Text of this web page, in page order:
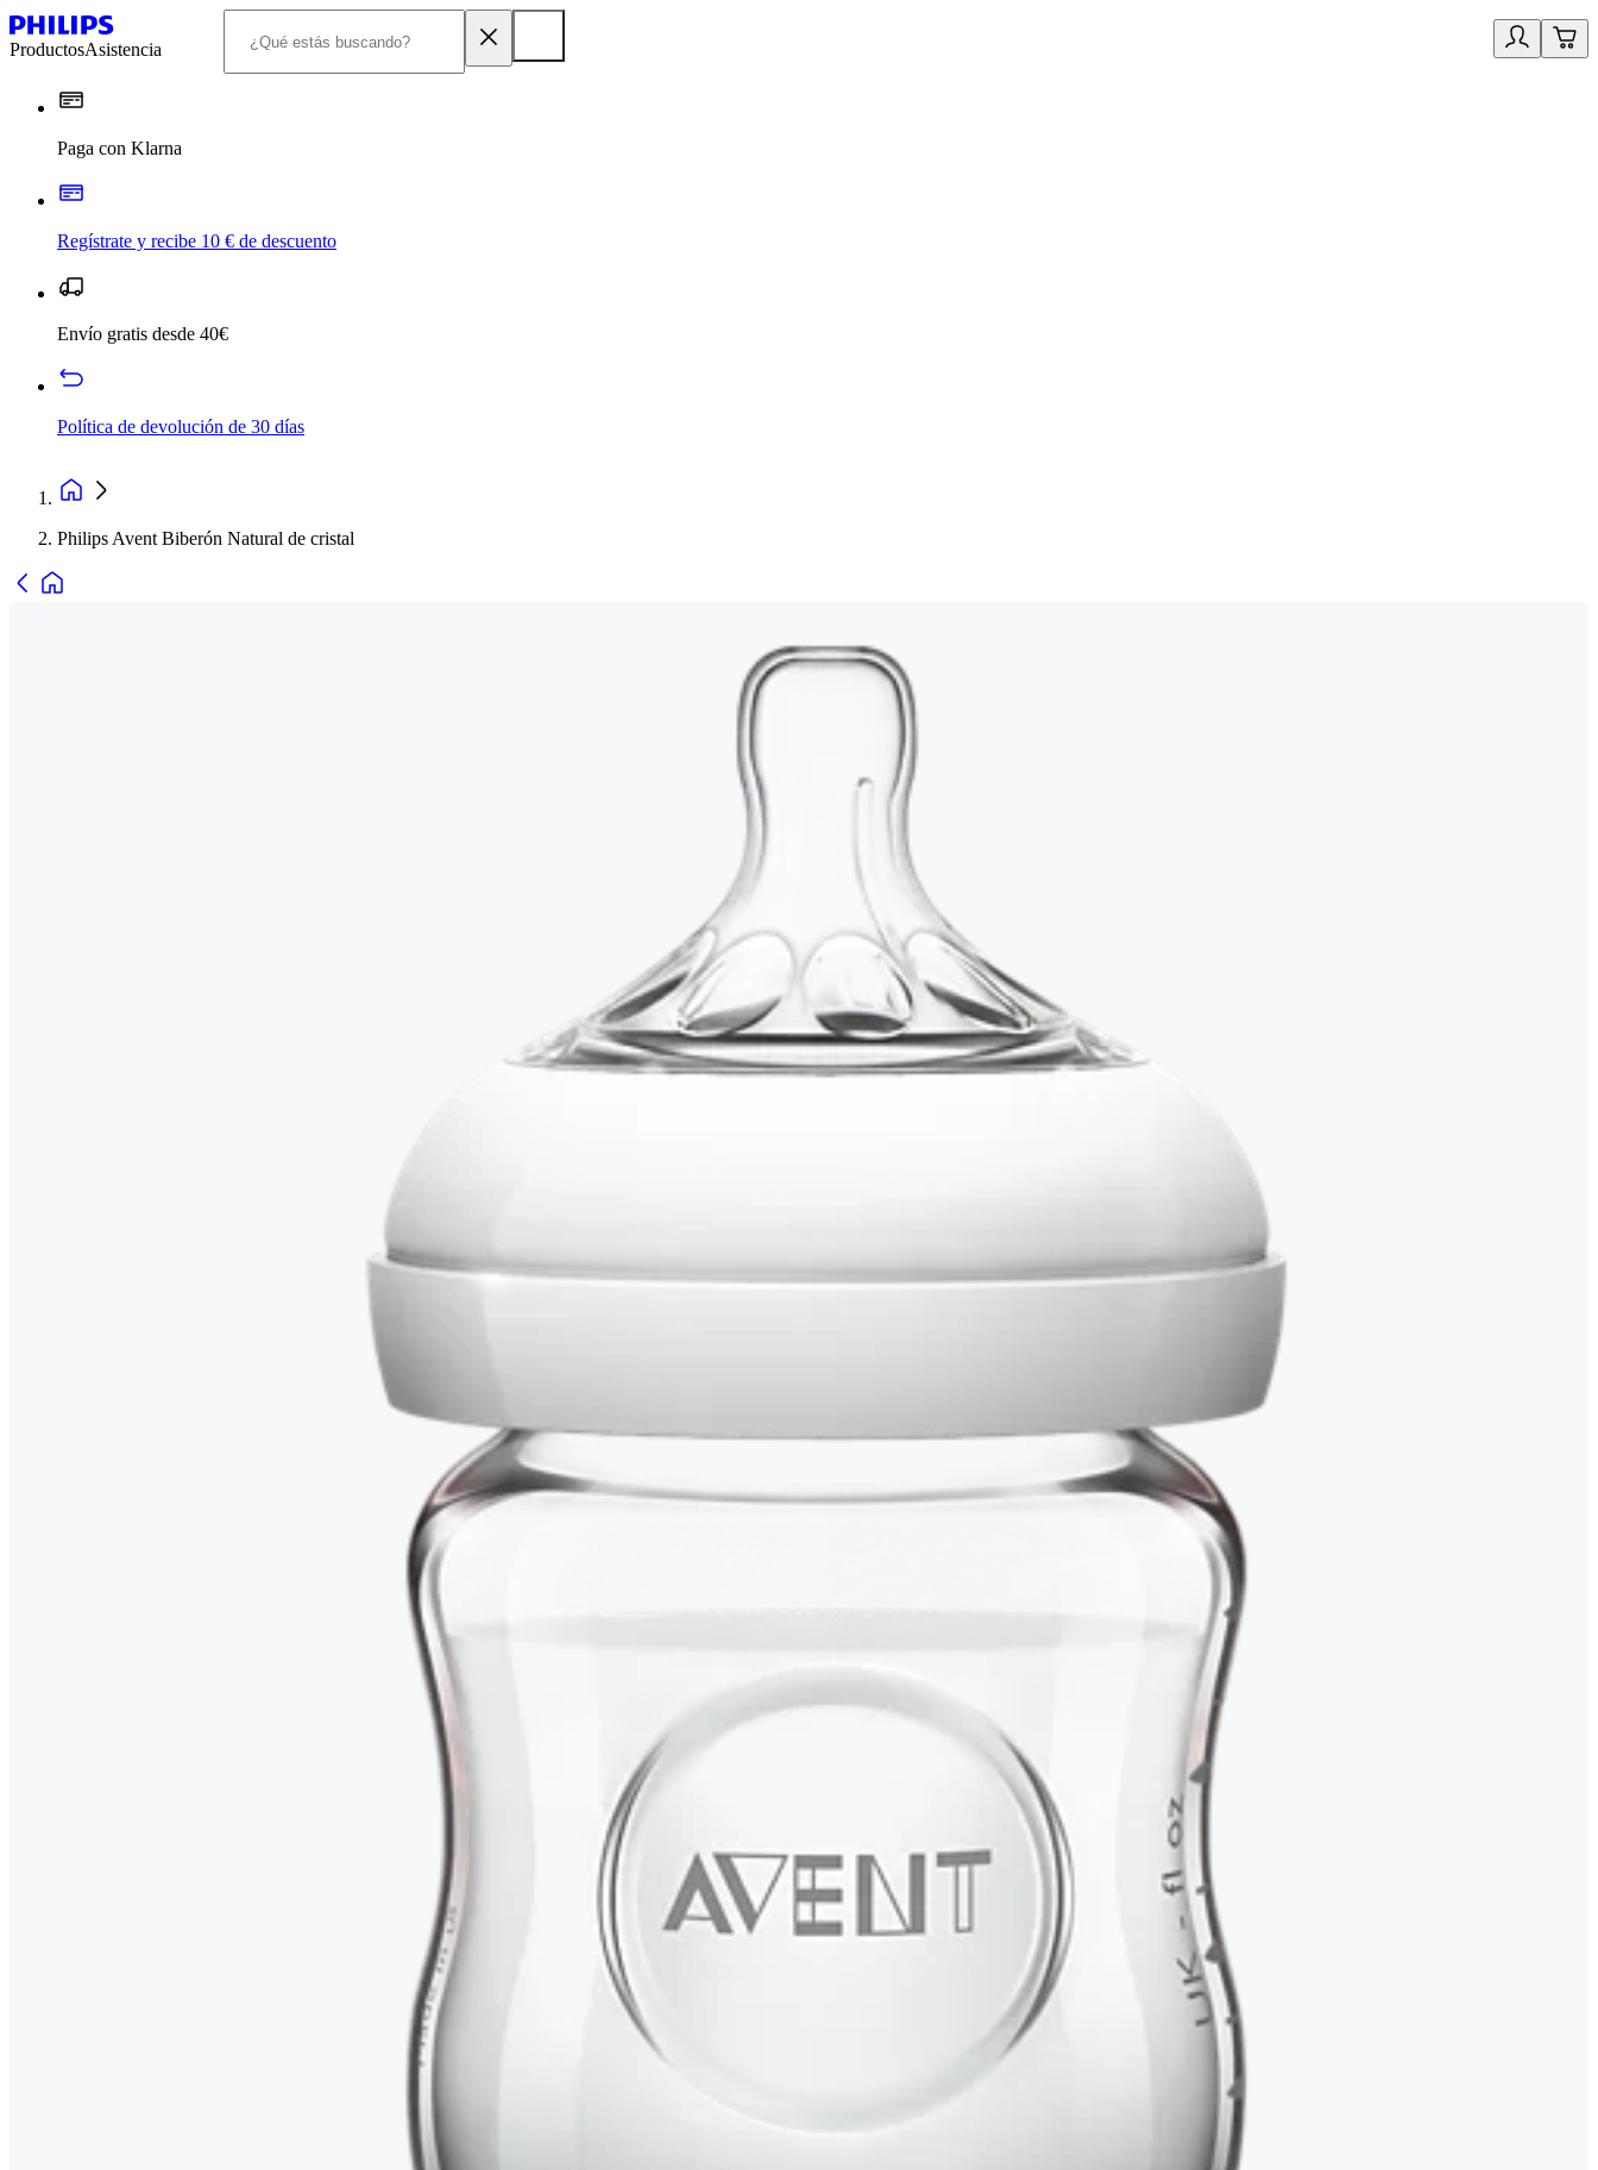
ProductosAsistencia
Paga con Klarna
Regístrate y recibe 10 € de descuento
Envío gratis desde 40€
Política de devolución de 30 días
Philips Avent Biberón Natural de cristal